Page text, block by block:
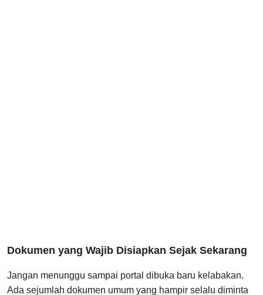
Dokumen yang Wajib Disiapkan Sejak Sekarang
Jangan menunggu sampai portal dibuka baru kelabakan.
Ada sejumlah dokumen umum yang hampir selalu diminta